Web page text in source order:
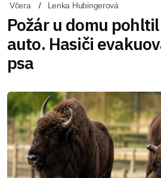
Včera Lenka Hubingerová
Požár u domu
auto. Hasiči
psa